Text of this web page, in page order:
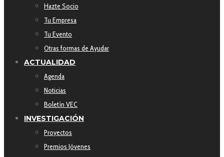
Hazte Socio
Tu Empresa
Tu Evento
Otras formas de Ayudar
ACTUALIDAD
Agenda
Noticias
Boletín VEC
INVESTIGACIÓN
Proyectos
Premios Jóvenes